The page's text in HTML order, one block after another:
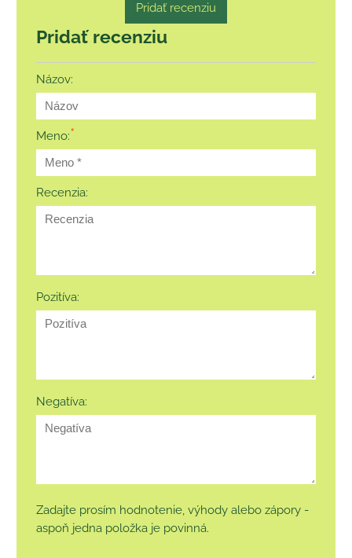
Pridať recenziu
Pridať recenziu
Názov:
Meno:*
Recenzia:
Pozitíva:
Negatíva:
Zadajte prosím hodnotenie, výhody alebo zápory -
aspoň jedna položka je povinná.